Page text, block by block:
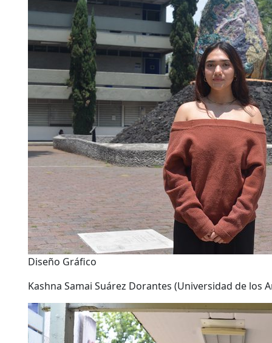
Diseño Gráfico
Kashna Samai Suárez Dorantes (Universidad de los